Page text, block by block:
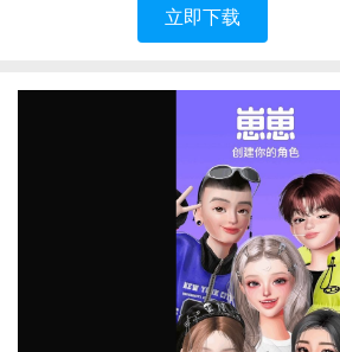
立即下载